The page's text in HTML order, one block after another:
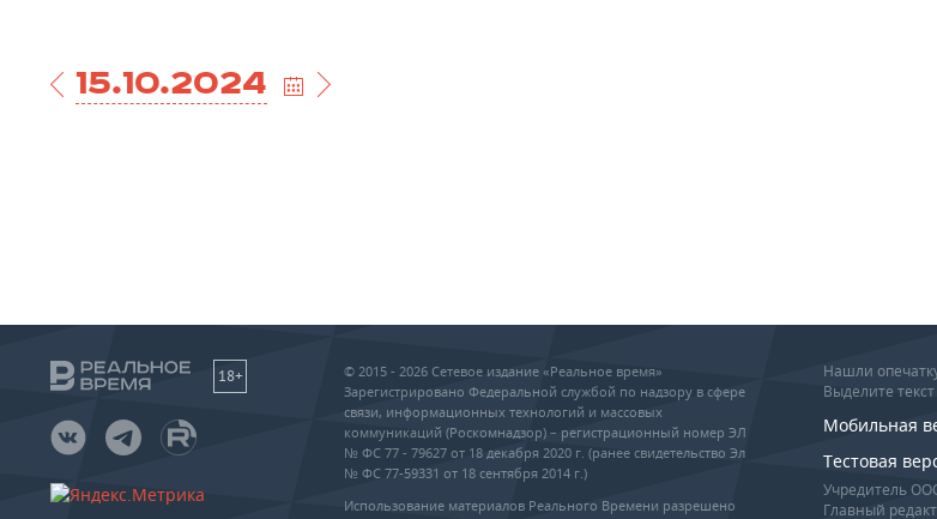
15.10.2024
18+
© 2015 - 2026 Сетевое издание «Реальное время»
Зарегистрировано Федеральной службой по надзору в сфере
связи, информационных технологий и массовых
коммуникаций (Роскомнадзор) – регистрационный номер ЭЛ
№ ФС 77 - 79627 от 18 декабря 2020 г. (ранее свидетельство Эл
№ ФС 77-59331 от 18 сентября 2014 г.)
Использование материалов Реального Времени разрешено
Нашли
Выделите
Мобильная
Тестовая
Учредитель
Главный